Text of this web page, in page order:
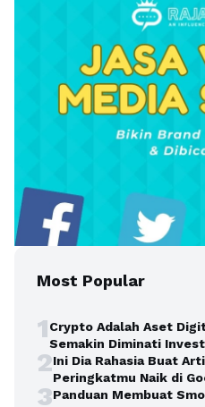
Most Popular
1Crypto Adalah Aset
Semakin Diminati
2Ini Dia Rahasia Buat
Peringkatmu Naik di
3Panduan Membuat